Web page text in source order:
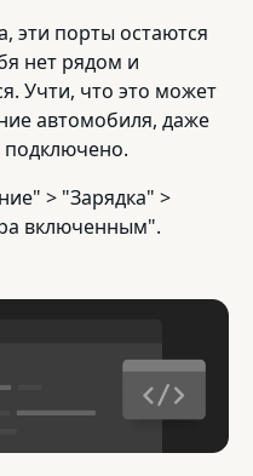
эти порты остаются
нет рядом и
Учти, что это может
автомобиля, даже
подключено.
> "Зарядка" >
включенным".